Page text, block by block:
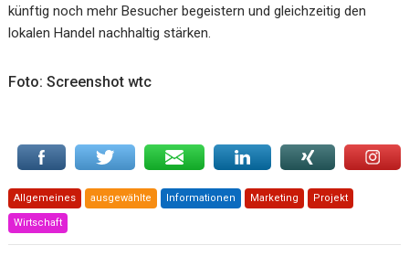
künftig noch mehr Besucher begeistern und gleichzeitig den
lokalen Handel nachhaltig stärken.
Foto: Screenshot wtc
Allgemeines ausgewählte Informationen Marketing Projekt
Wirtschaft